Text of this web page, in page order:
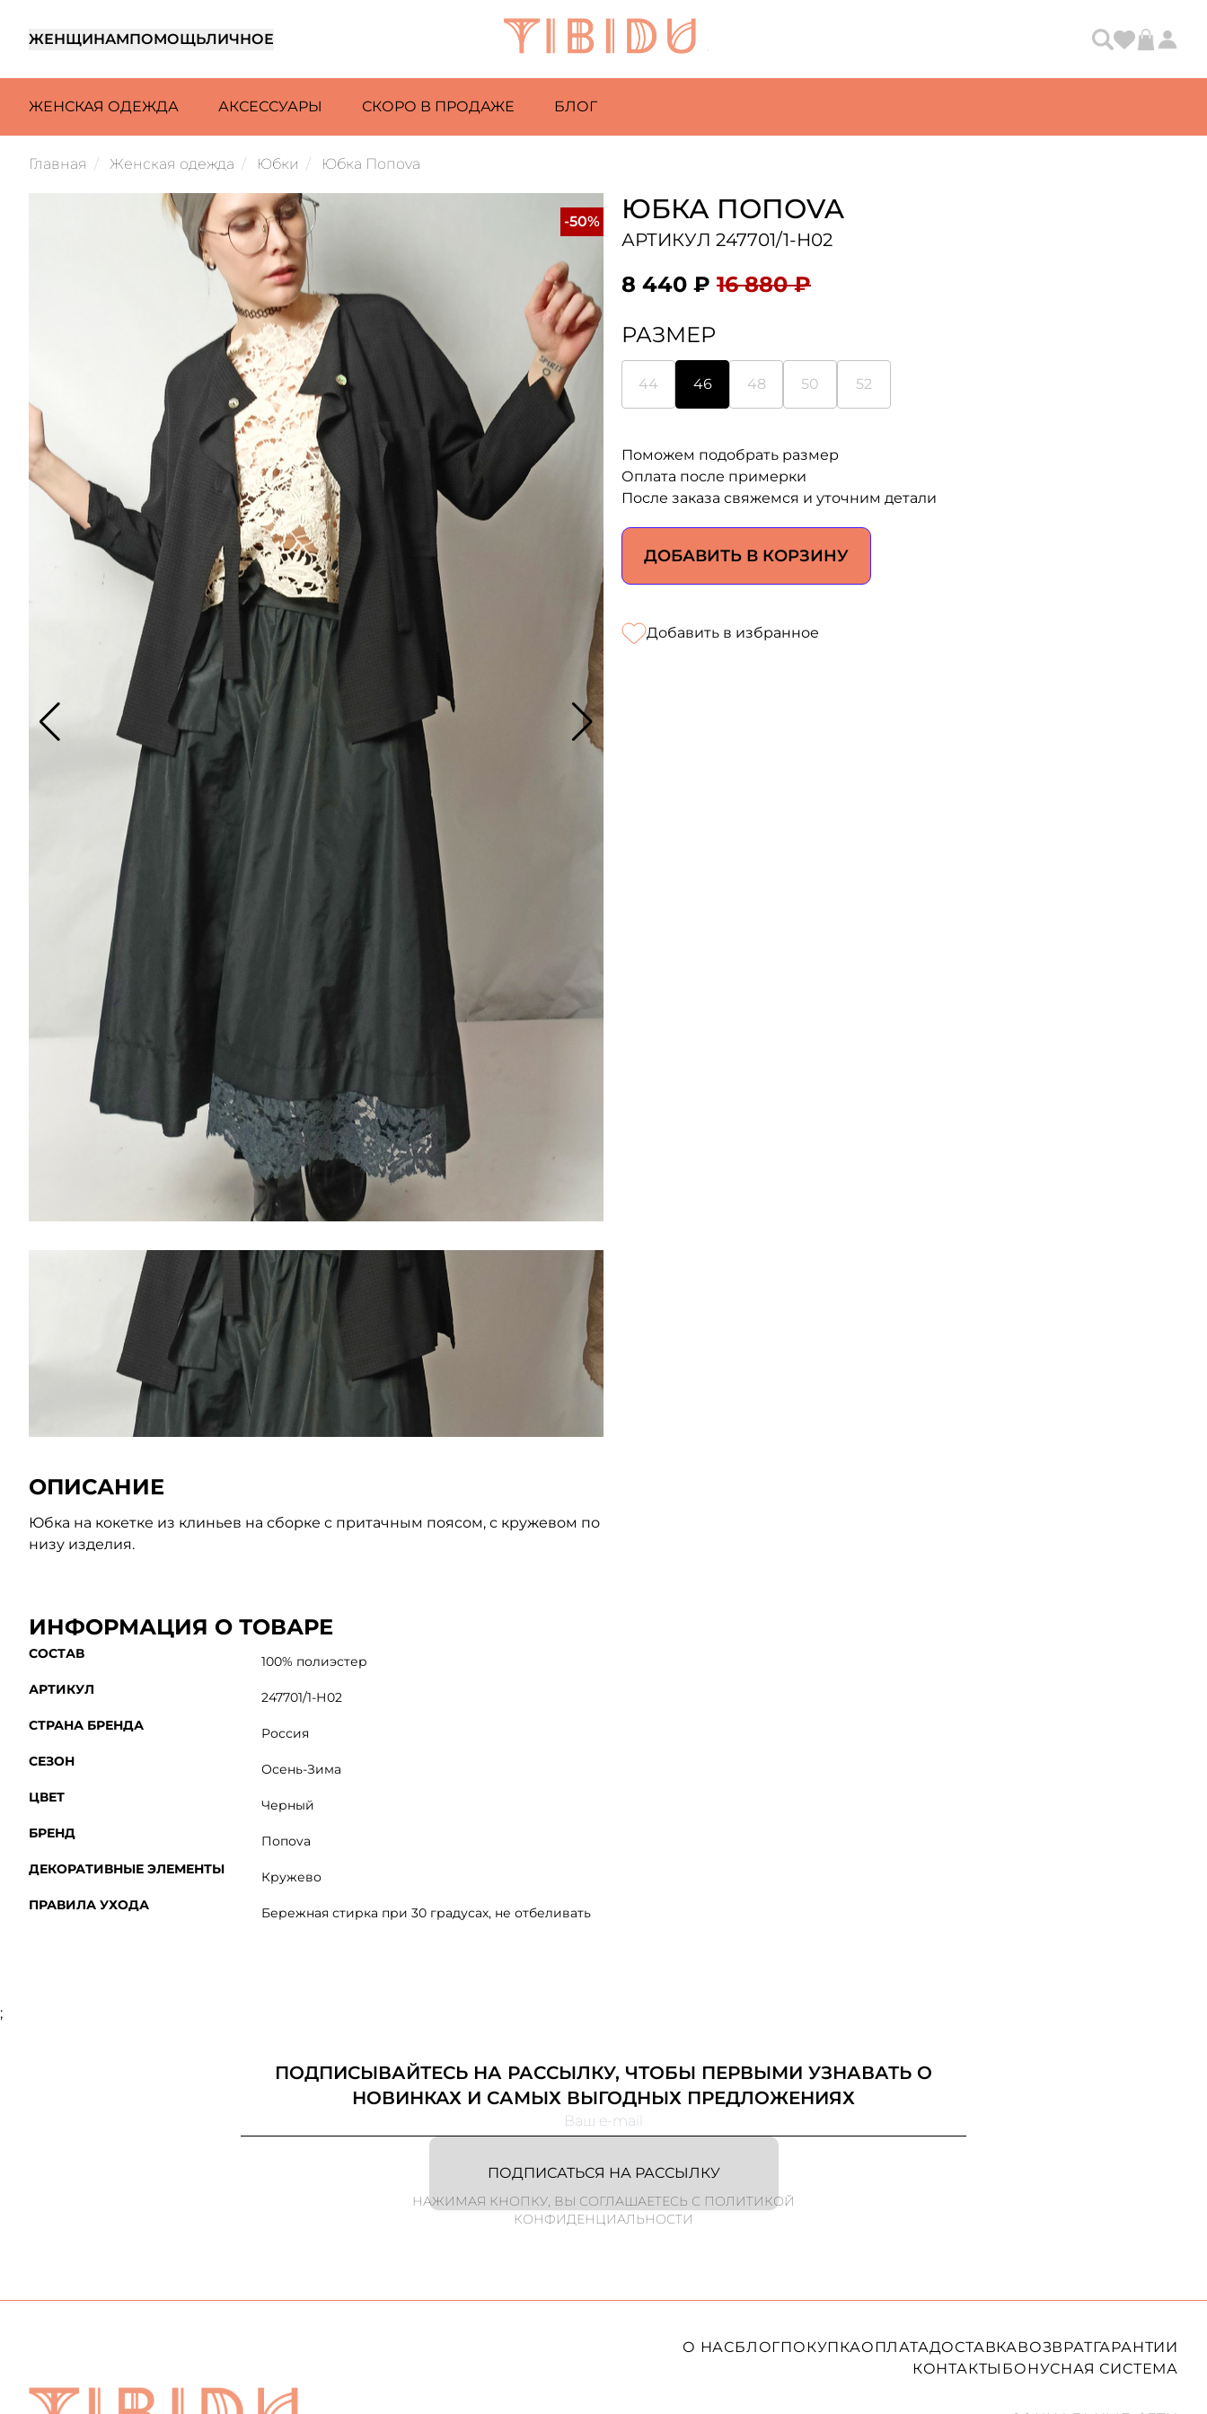
ЖЕНЩИНАМПОМОЩЬЛИЧНОЕ
ЖЕНСКАЯ ОДЕЖДА АКСЕССУАРЫ СКОРО В ПРОДАЖЕ БЛОГ
Главная Женская одежда Юбки Юбка Попоva
-50% ЮБКА ПОПОVA
АРТИКУЛ 247701/1-Н02
8 440 ₽ 16 880 ₽
РАЗМЕР
44 46 48 50 52
Поможем подобрать размер
Оплата после примерки
После заказа свяжемся и уточним детали
ДОБАВИТЬ В КОРЗИНУ
Добавить в избранное
ОПИСАНИЕ
Юбка на кокетке из клиньев на сборке с притачным поясом, с кружевом по
низу изделия.
ИНФОРМАЦИЯ О ТОВАРЕ
СОСТАВ
100% полиэстер
АРТИКУЛ
247701/1-Н02
СТРАНА БРЕНДА
Россия
СЕЗОН
Осень-Зима
ЦВЕТ
Черный
БРЕНД
Попоva
ДЕКОРАТИВНЫЕ ЭЛЕМЕНТЫ
Кружево
ПРАВИЛА УХОДА
Бережная стирка при 30 градусах, не отбеливать
;
ПОДПИСЫВАЙТЕСЬ НА РАССЫЛКУ, ЧТОБЫ ПЕРВЫМИ УЗНАВАТЬ О
НОВИНКАХ И САМЫХ ВЫГОДНЫХ ПРЕДЛОЖЕНИЯХ
ПОДПИСАТЬСЯ НА РАССЫЛКУ
НАЖИМАЯ КНОПКУ, ВЫ СОГЛАШАЕТЕСЬ С ПОЛИТИКОЙ
КОНФИДЕНЦИАЛЬНОСТИ
О НАСБЛОГПОКУПКАОПЛАТАДОСТАВКАВОЗВРАТГАРАНТИИ
КОНТАКТЫ БОНУСНАЯ СИСТЕМА